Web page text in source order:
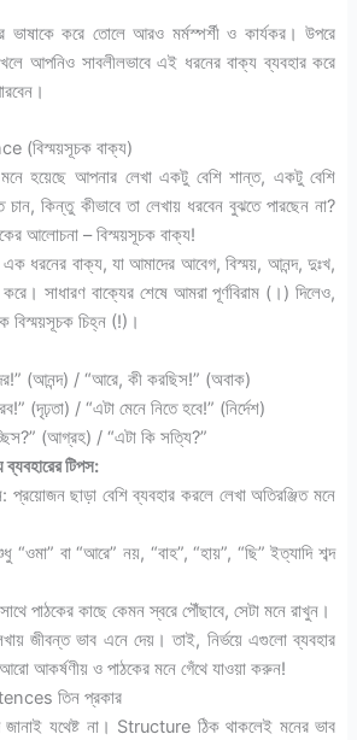
ভাষাকে করে তোলে আরও মর্মস্পর্শী ও কার্যকর। উপরে
আপনিও সাবলীলভাবে এই ধরনের বাক্য ব্যবহার করে
(বিস্ময়সূচক বাক্য)
হয়েছে আপনার লেখা একটু বেশি শান্ত, একটু বেশি
কিন্তু কীভাবে তা লেখায় ধরবেন বুঝতে পারছেন না?
আলোচনা – বিস্ময়সূচক বাক্য!
ধরনের বাক্য, যা আমাদের আবেগ, বিস্ময়, আনন্দ, দুঃখ,
সাধারণ বাক্যের শেষে আমরা পূর্ণবিরাম (।) দিলেও,
বিস্ময়সূচক চিহ্ন (!)।
(আনন্দ) / “আরে, কী করছিস!” (অবাক)
(দৃঢ়তা) / “এটা মেনে নিতে হবে!” (নির্দেশ)
(আগ্রহ) / “এটা কি সত্যি?”
ব্যবহারের টিপস:
ছাড়া বেশি ব্যবহার করলে লেখা অতিরঞ্জিত মনে
“ওমা” বা “আরে” নয়, “বাহ”, “হায়”, “ছি” ইত্যাদি শব্দ
পাঠকের কাছে কেমন স্বরে পৌঁছাবে, সেটা মনে রাখুন।
জীবন্ত ভাব এনে দেয়। তাই, নির্ভয়ে এগুলো ব্যবহার
আকর্ষণীয় ও পাঠকের মনে গেঁথে যাওয়া করুন!
তিন প্রকার
জানাই যথেষ্ট না। Structure ঠিক থাকলেই মনের ভাব